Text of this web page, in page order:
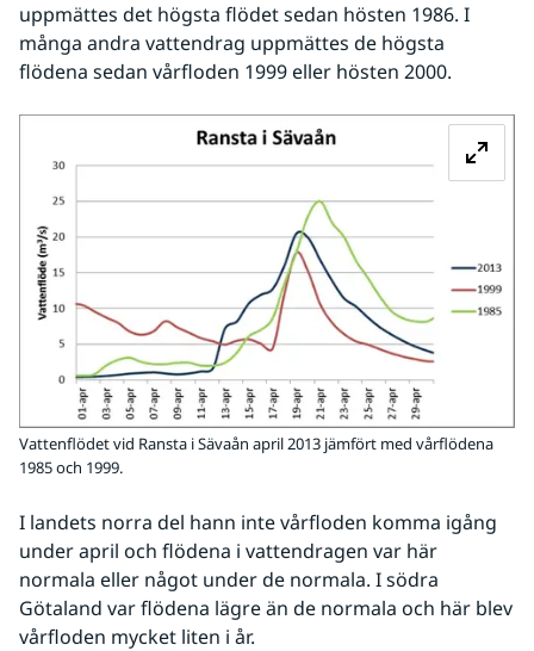
uppmättes det högsta flödet sedan hösten 1986. I
många andra vattendrag uppmättes de högsta
flödena sedan vårfloden 1999 eller hösten 2000.
Vattenflödet vid Ransta i Sävaån april 2013 jämfört med vårflödena
1985 och 1999.
I landets norra del hann inte vårfloden komma igång
under april och flödena i vattendragen var här
normala eller något under de normala. I södra
Götaland var flödena lägre än de normala och här blev
vårfloden mycket liten i år.